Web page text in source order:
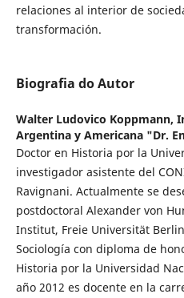
relaciones al interior de
transformación.
Biografia do Autor
Walter Ludovico Koppmann,
Argentina y Americana "Dr.
Doctor en Historia por la
investigador asistente del
Ravignani. Actualmente se
postdoctoral Alexander von
Institut, Freie Universität
Sociología con diploma de
Historia por la Universidad
año 2012 es docente en la